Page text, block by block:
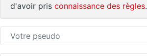
d'avoir pris connaissance des règles.